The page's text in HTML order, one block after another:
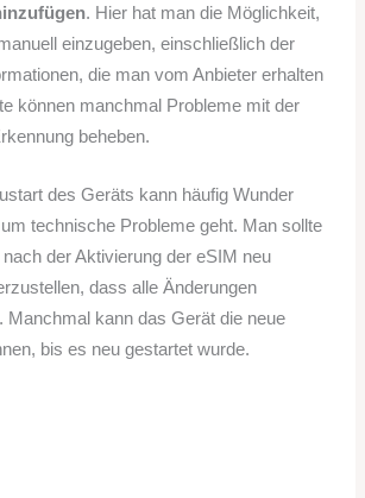
. Hier hat man die Möglichkeit,
einzugeben, einschließlich der
die man vom Anbieter erhalten
können manchmal Probleme mit der
beheben.
des Geräts kann häufig Wunder
technische Probleme geht. Man sollte
der Aktivierung der eSIM neu
dass alle Änderungen
Manchmal kann das Gerät die neue
bis es neu gestartet wurde.